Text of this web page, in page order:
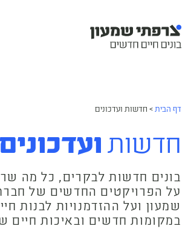
דף הבית > חדשות ועדכונים
חדשות ועדכונים
בונים חדשות לבקרים, כל מה
על הפרויקטים החדשים של
שמעון ועל ההזדמנויות לבנות
במקומות חדשים ובאיכות